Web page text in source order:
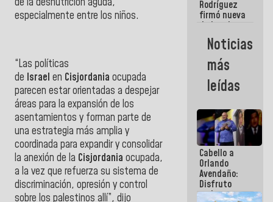
especialmente entre los niños.
“Las políticas
de Israel en Cisjordania ocupada
parecen estar orientadas a despejar
áreas para la expansión de los
asentamientos y forman parte de
una estrategia más amplia y
coordinada para expandir y consolidar
la anexión de la Cisjordania ocupada,
a la vez que refuerza su sistema de
discriminación, opresión y control
sobre los palestinos allí”, dijo
Rodríguez
firmó nueva
de Ley de
Arrendamiento
aprobada
por la AN
Noticias
más
leídas
Cabello a
Orlando
Avendaño:
Disfruto
cada vez